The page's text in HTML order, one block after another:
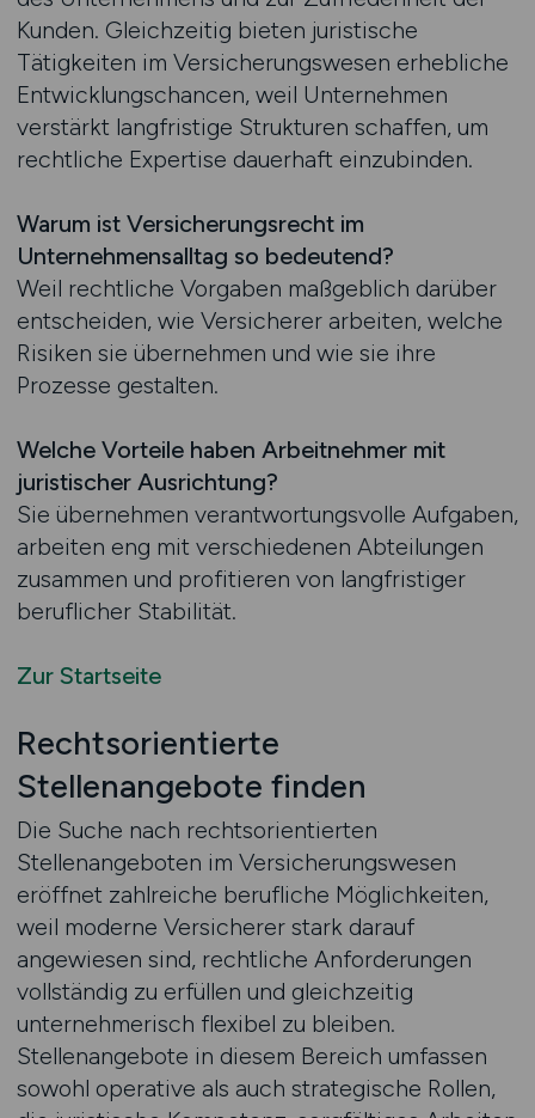
Kunden. Gleichzeitig bieten juristische
Tätigkeiten im Versicherungswesen erhebliche
Entwicklungschancen, weil Unternehmen
verstärkt langfristige Strukturen schaffen, um
rechtliche Expertise dauerhaft einzubinden.
Warum ist Versicherungsrecht im
Unternehmensalltag so bedeutend?
Weil rechtliche Vorgaben maßgeblich darüber
entscheiden, wie Versicherer arbeiten, welche
Risiken sie übernehmen und wie sie ihre
Prozesse gestalten.
Welche Vorteile haben Arbeitnehmer mit
juristischer Ausrichtung?
Sie übernehmen verantwortungsvolle Aufgaben,
arbeiten eng mit verschiedenen Abteilungen
zusammen und profitieren von langfristiger
beruflicher Stabilität.
Zur Startseite
Rechtsorientierte
Stellenangebote finden
Die Suche nach rechtsorientierten
Stellenangeboten im Versicherungswesen
eröffnet zahlreiche berufliche Möglichkeiten,
weil moderne Versicherer stark darauf
angewiesen sind, rechtliche Anforderungen
vollständig zu erfüllen und gleichzeitig
unternehmerisch flexibel zu bleiben.
Stellenangebote in diesem Bereich umfassen
sowohl operative als auch strategische Rollen,